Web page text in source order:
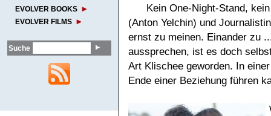
EVOLVER BOOKS
EVOLVER FILMS
Suche
Kein One-Night-Stand,
(Anton Yelchin) und
ernst zu meinen. Einander zu
aussprechen, ist es doch
Art Klischee geworden. In
Ende einer Beziehung führen